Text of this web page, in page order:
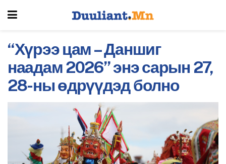
“Хүрээ цам – Даншиг
наадам 2026” энэ сарын 27,
28-ны өдрүүдэд болно